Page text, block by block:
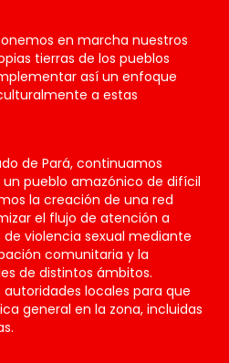
en marcha nuestros
tierras de los pueblos
así un enfoque
a estas
de Pará, continuamos
pueblo amazónico de difícil
la creación de una red
el flujo de atención a
violencia sexual mediante
comunitaria y la
de distintos ámbitos.
locales para que
general en la zona, incluidas